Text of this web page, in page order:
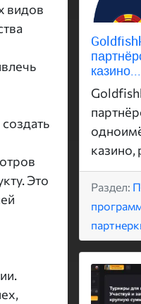
видов
Это
казино...
казино,
Раздел: